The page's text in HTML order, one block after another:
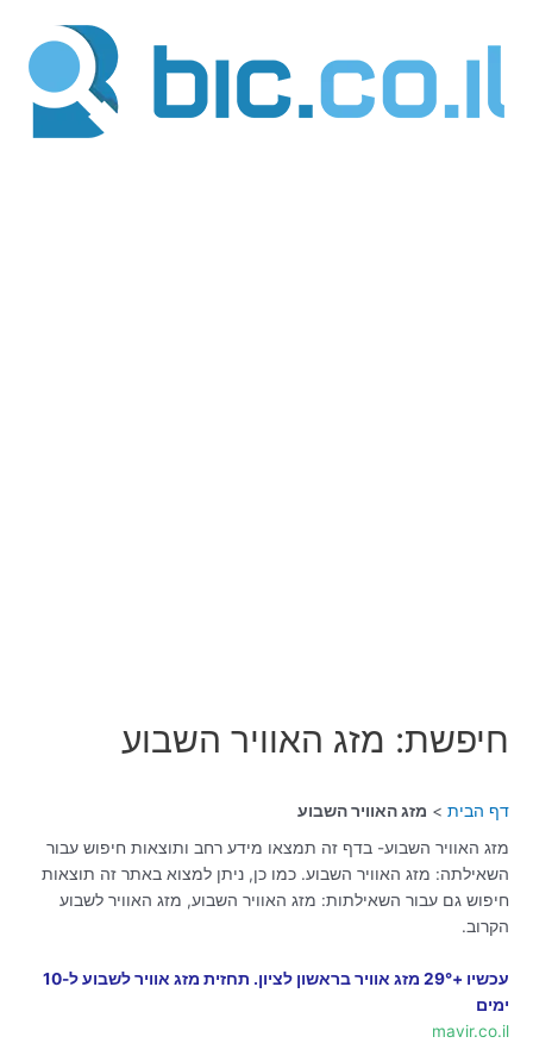
חיפשת: מזג האוויר השבוע
דף הבית
מזג האוויר השבוע
מזג האוויר השבוע- בדף זה תמצאו מידע רחב ותוצאות חיפוש עבור
השאילתה: מזג האוויר השבוע. כמו כן, ניתן למצוא באתר זה תוצאות
חיפוש גם עבור השאילתות: מזג האוויר השבוע, מזג האוויר לשבוע
הקרוב.
עכשיו +29° מזג אוויר בראשון לציון. תחזית מזג אוויר לשבוע ל-10
ימים
mavir.co.il